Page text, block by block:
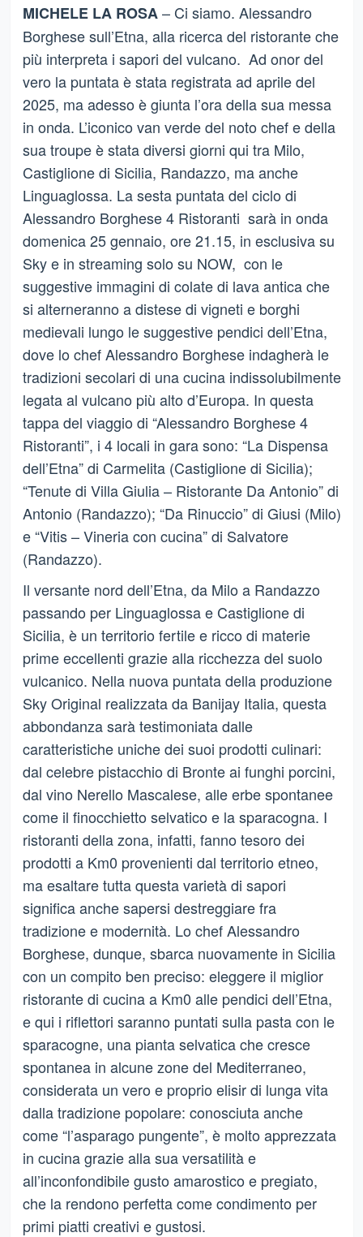
MICHELE LA ROSA– Ci siamo. Alessandro
Borghese sull’Etna, alla ricerca del ristorante che
più interpreta i sapori del vulcano. Ad onor del
vero la puntata è stata registrata ad aprile del
2025, ma adesso è giunta l’ora della sua messa
in onda. L’iconico van verde del noto chef e della
sua troupe è stata diversi giorni qui tra Milo,
Castiglione di Sicilia, Randazzo, ma anche
Linguaglossa. La sesta puntata del ciclo di
Alessandro Borghese 4 Ristoranti sarà in onda
domenica 25 gennaio, ore 21.15, in esclusiva su
Sky e in streaming solo su NOW, con le
suggestive immagini di colate di lava antica che
si alterneranno a distese di vigneti e borghi
medievali lungo le suggestive pendici dell’Etna,
dove lo chef Alessandro Borghese indagherà le
tradizioni secolari di una cucina indissolubilmente
legata al vulcano più alto d’Europa. In questa
tappa del viaggio di “Alessandro Borghese 4
Ristoranti”, i 4 locali in gara sono: “La Dispensa
dell’Etna” di Carmelita (Castiglione di Sicilia);
“Tenute di Villa Giulia – Ristorante Da Antonio” di
Antonio (Randazzo); “Da Rinuccio” di Giusi (Milo)
e “Vitis – Vineria con cucina” di Salvatore
(Randazzo).
Il versante nord dell’Etna, da Milo a Randazzo
passando per Linguaglossa e Castiglione di
Sicilia, è un territorio fertile e ricco di materie
prime eccellenti grazie alla ricchezza del suolo
vulcanico. Nella nuova puntata della produzione
Sky Original realizzata da Banijay Italia, questa
abbondanza sarà testimoniata dalle
caratteristiche uniche dei suoi prodotti culinari:
dal celebre pistacchio di Bronte ai funghi porcini,
dal vino Nerello Mascalese, alle erbe spontanee
come il finocchietto selvatico e la sparacogna. I
ristoranti della zona, infatti, fanno tesoro dei
prodotti a Km0 provenienti dal territorio etneo,
ma esaltare tutta questa varietà di sapori
significa anche sapersi destreggiare fra
tradizione e modernità. Lo chef Alessandro
Borghese, dunque, sbarca nuovamente in Sicilia
con un compito ben preciso: eleggere il miglior
ristorante di cucina a Km0 alle pendici dell’Etna,
e qui i riflettori saranno puntati sulla pasta con le
sparacogne, una pianta selvatica che cresce
spontanea in alcune zone del Mediterraneo,
considerata un vero e proprio elisir di lunga vita
dalla tradizione popolare: conosciuta anche
come “l’asparago pungente”, è molto apprezzata
in cucina grazie alla sua versatilità e
all’inconfondibile gusto amarostico e pregiato,
che la rendono perfetta come condimento per
primi piatti creativi e gustosi.